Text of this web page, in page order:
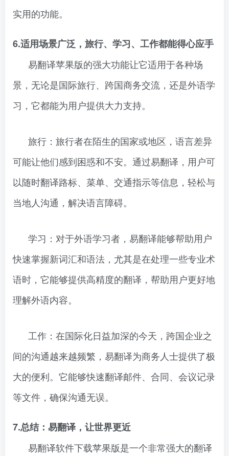
实用的功能。
6.适用场景广泛，旅行、学习、工作都能得心应手
易翻译苹果版的强大功能让它适用于各种场
景，无论是国际旅行、跨国商务交流，还是外语学
习，它都能为用户提供大力支持。
旅行：旅行者在陌生的国家或地区，语言差异
可能让他们感到困惑和不安。通过易翻译，用户可
以随时翻译路标、菜单、交通指示等信息，轻松与
当地人沟通，解决语言障碍。
学习：对于外语学习者，易翻译能够帮助用户
快速掌握新词汇和语法，尤其是在处理一些专业术
语时，它能够提供高精度的翻译，帮助用户更好地
理解外语内容。
工作：在国际化日益加深的今天，跨国企业之
间的沟通越来越频繁，易翻译为商务人士提供了极
大的便利。它能够快速翻译邮件、合同、会议记录
等文件，确保沟通无误。
7.总结：易翻译，让世界更近
易翻译软件下载苹果版是一个非常强大的翻译